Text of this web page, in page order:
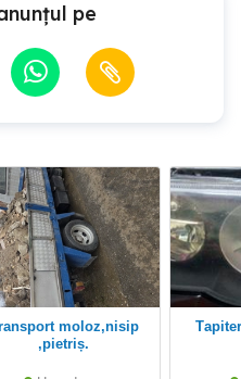
pe
,pietriș.